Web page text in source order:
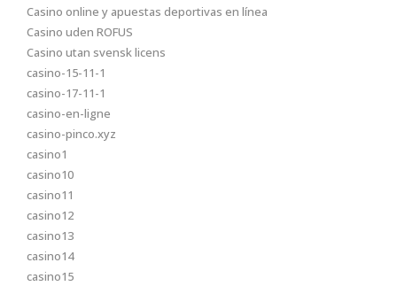
Casino online y apuestas deportivas en línea
Casino uden ROFUS
Casino utan svensk licens
casino-15-11-1
casino-17-11-1
casino-en-ligne
casino-pinco.xyz
casino1
casino10
casino11
casino12
casino13
casino14
casino15